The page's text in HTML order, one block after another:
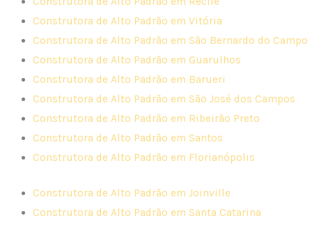
Construtora de Alto Padrão em Vitória
Construtora de Alto Padrão em São Bernardo do Campo
Construtora de Alto Padrão em Guarulhos
Construtora de Alto Padrão em Barueri
Construtora de Alto Padrão em São José dos Campos
Construtora de Alto Padrão em Ribeirão Preto
Construtora de Alto Padrão em Santos
Construtora de Alto Padrão em Florianópolis
Construtora de Alto Padrão em Joinville
Construtora de Alto Padrão em Santa Catarina